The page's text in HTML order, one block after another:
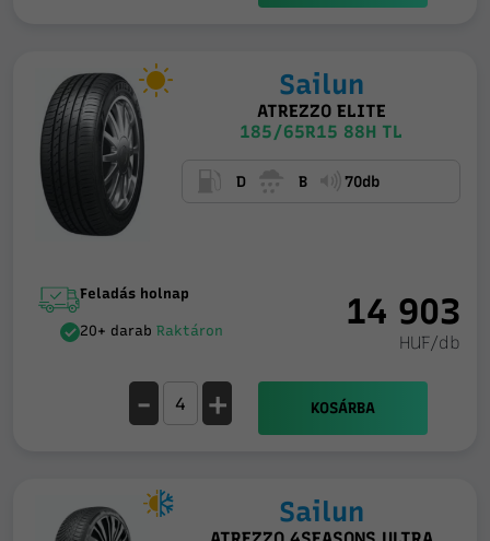
Sailun
ATREZZO ELITE
185/65R15 88H TL
D B 70db
Feladás holnap
20+ darabRaktáron 14 903
HUF/db
- + KOSÁRBA
Sailun